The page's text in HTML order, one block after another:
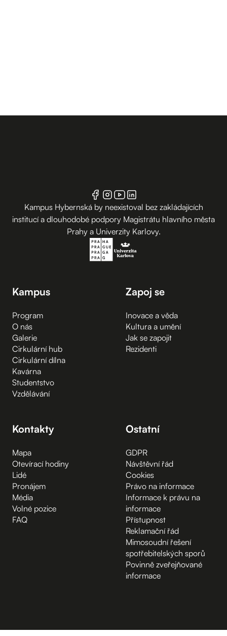
Kampus Hybernská by neexistoval bez zakládajících
institucí a dlouhodobé podpory Magistrátu hlavního města
Prahy a Univerzity Karlovy.
Kampus
Program
O nás
Galerie
Cirkulární hub
Cirkulární dílna
Kavárna
Studentstvo
Vzdělávání
Zapoj se
Inovace a věda
Kultura a umění
Jak se zapojit
Rezidenti
Kontakty
Mapa
Otevírací hodiny
Lidé
Pronájem
Média
Volné pozice
FAQ
Ostatní
GDPR
Návštěvní řád
Cookies
Právo na informace
Informace k právu na
informace
Přístupnost
Reklamační řád
Mimosoudní řešení
spotřebitelských sporů
Povinně zveřejňované
informace